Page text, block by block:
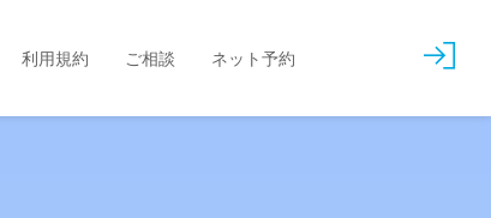
利用規約 ご相談 ネット予約 会